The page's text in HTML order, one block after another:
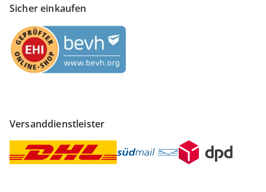
Sicher einkaufen
Versanddienstleister